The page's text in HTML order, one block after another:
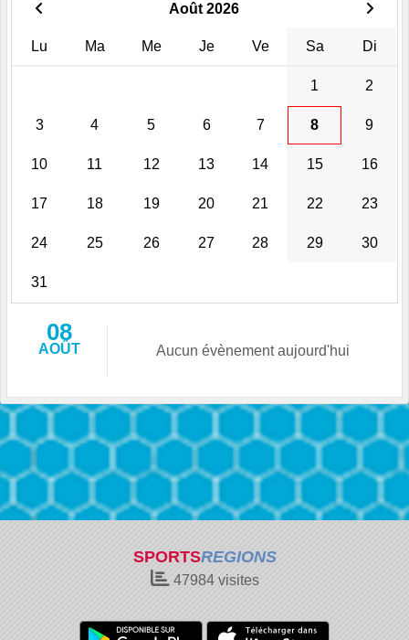
Août 2026
Lu Ma Me Je Ve Sa Di
1 2
3 4 5 6 7 8 9
10 11 12 13 14 15 16
17 18 19 20 21 22 23
24 25 26 27 28 29 30
31
08
AOÛT Aucun évènement aujourd'hui
SPORTSREGIONS
47984visites